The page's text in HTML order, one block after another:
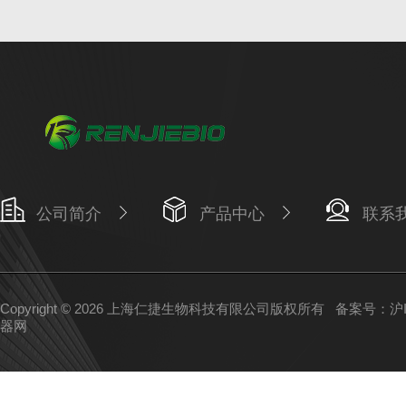
公司简介 产品中心 联系
Copyright © 2026 上海仁捷生物科技有限公司版权所有 备案号：
器网